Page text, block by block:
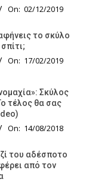
On: 02/12/2019
το σκύλο
On: 17/02/2019
Σκύλος
τέλος θα σας
On: 14/08/2018
του αδέσποτο
από τον